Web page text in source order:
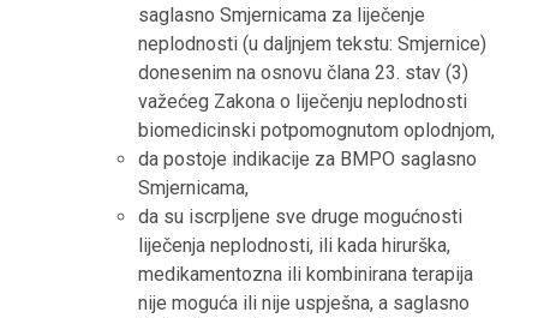
saglasno Smjernicama za liječenje
neplodnosti (u daljnjem tekstu: Smjernice)
donesenim na osnovu člana 23. stav (3)
važećeg Zakona o liječenju neplodnosti
biomedicinski potpomognutom oplodnjom,
da postoje indikacije za BMPO saglasno
Smjernicama,
da su iscrpljene sve druge mogućnosti
liječenja neplodnosti, ili kada hirurška,
medikamentozna ili kombinirana terapija
nije moguća ili nije uspješna, a saglasno